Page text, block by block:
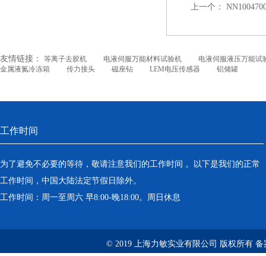
上一个：
友情链接： 等离子去胶机 电液伺服万能材料试验机
电液伺服液压万能试
金属液氮冷冻箱
传力接头 磁座钻 LEM电压传感器 铝储罐
工作时间
为了避免不必要的等待，敬请注意我们的工作时间 。以下是我们的正常
工作时间，中国大陆法定节假日除外。
工作时间：周一至周六 早8:00-晚18:00。周日休息
© 2019 上海力敏实业有限公司 版权所有 备